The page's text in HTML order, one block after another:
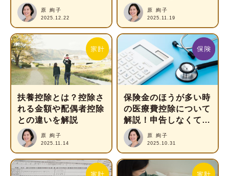
スッキリ解説！
原 絢子
2025.12.22
自分の手取りはどう変
わる？
原 絢子
2025.11.19
扶養控除とは？控除さ
れる金額や配偶者控除
との違いを解説
原 絢子
2025.11.14
保険金のほうが多い時
の医療費控除について
解説！申告しなくてい
いって本当？
原 絢子
2025.10.31